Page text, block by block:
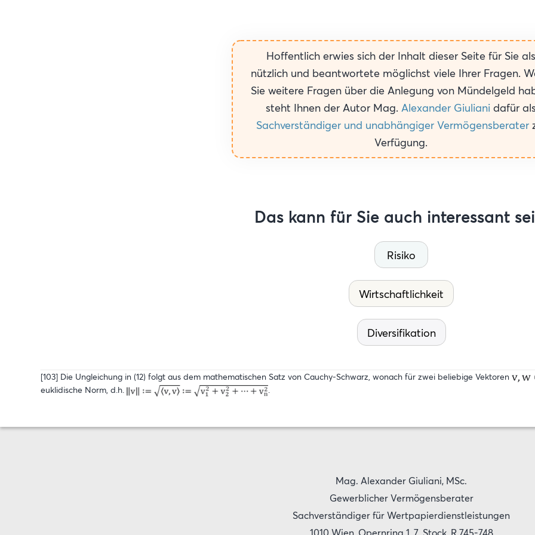
Hoffentlich erwies sich der Inhalt dieser Seite für Sie als
nützlich und beantwortete möglichst viele Ihrer Fragen.
Sie weitere Fragen über die Anlegung von Mündelgeld
steht Ihnen der Autor Mag.Alexander Giuliani dafür
Sachverständiger und unabhängiger Vermögensberater
Verfügung.
Das kann für Sie auch interessant
Risiko
Wirtschaftlichkeit
Diversifikation
[103] Die Ungleichung in (12) folgt aus dem mathematischen Satz von Cauchy-Schwarz, wonach für zwei beliebige Vektoren
euklidische Norm, d.h.
.
Mag. Alexander Giuliani, MSc.
Gewerblicher Vermögensberater
Sachverständiger für Wertpapierdienstleistungen
1010 Wien, Opernring 1, 7. Stock, R 745-748